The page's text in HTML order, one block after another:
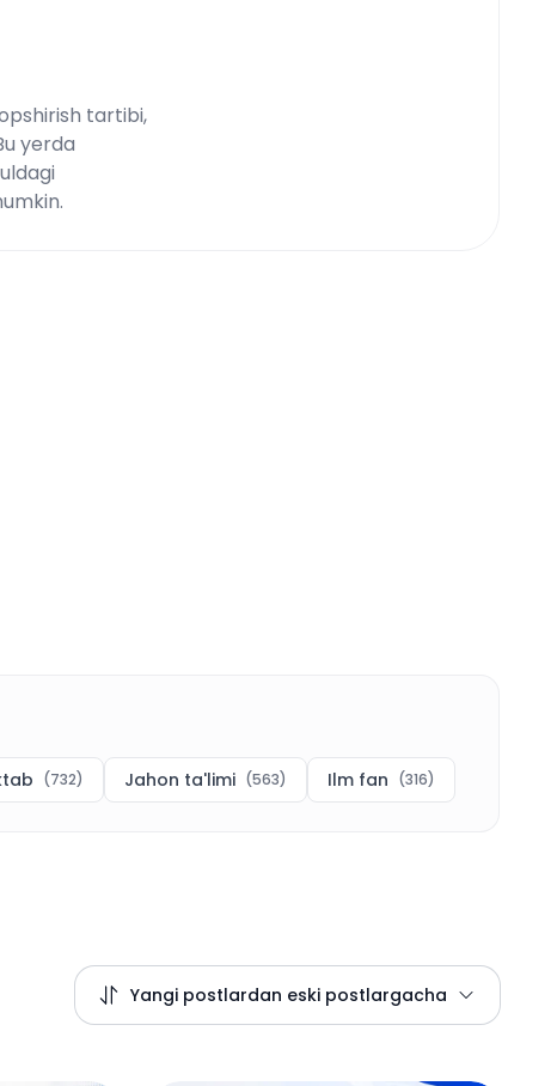
tartibi,
yerda
(732) Jahon ta'limi (563) Ilm fan (316)
Yangi postlardan eski postlargacha